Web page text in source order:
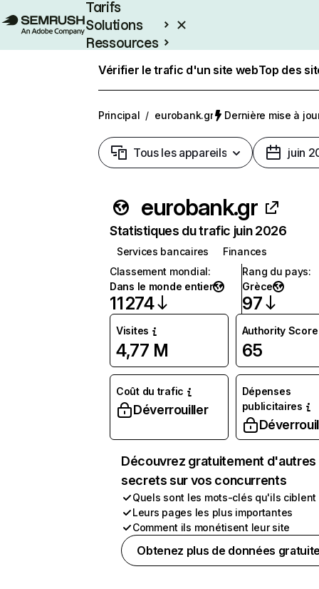
Tarifs
Solutions
Ressources
Vérifier le trafic d'un site webTop des
Principal / eurobank.gr Dernière mise à
Tous les appareils juin
eurobank.gr
Statistiques du trafic juin 2026
Services bancaires
Finances
Classement mondial:
Dans le monde entier
11 274
Rang du pays:
Grèce
97
Visites
4,77 M
Authority Score
65
Coût du trafic
Déverrouiller
Dépenses
publicitaires
Découvrez gratuitement d'autres
secrets sur vos concurrents
Quels sont les mots-clés qu'ils ciblent
Leurs pages les plus importantes
Comment ils monétisent leur site
Obtenez plus de données